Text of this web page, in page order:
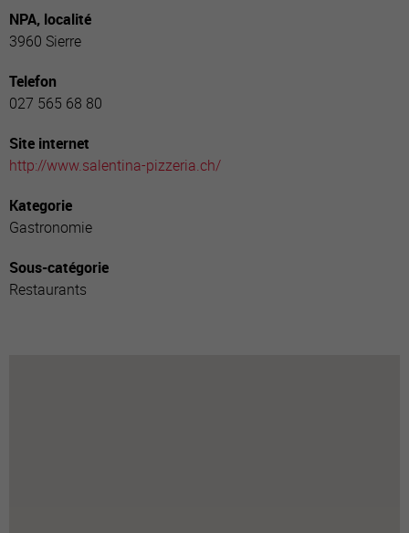
NPA, localité
3960 Sierre
Telefon
027 565 68 80
Site internet
http://www.salentina-pizzeria.ch/
Kategorie
Gastronomie
Sous-catégorie
Restaurants